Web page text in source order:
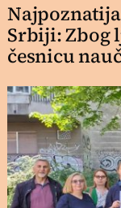
Najpoznatija
Srbiji: Zbog
česnicu